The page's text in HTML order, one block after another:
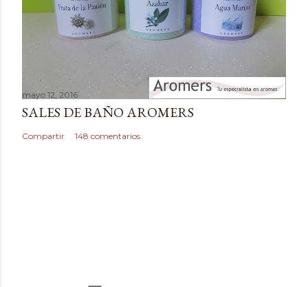
o
mayo 12, 2016
SALES DE BAÑO AROMERS
Compartir 148 comentarios